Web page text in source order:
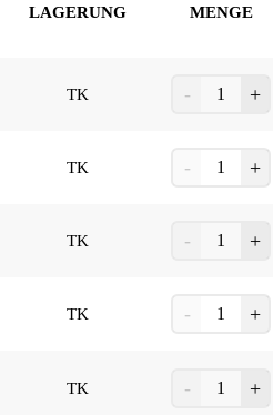
LAGERUNG MENGE
TK
TK
TK
TK
TK